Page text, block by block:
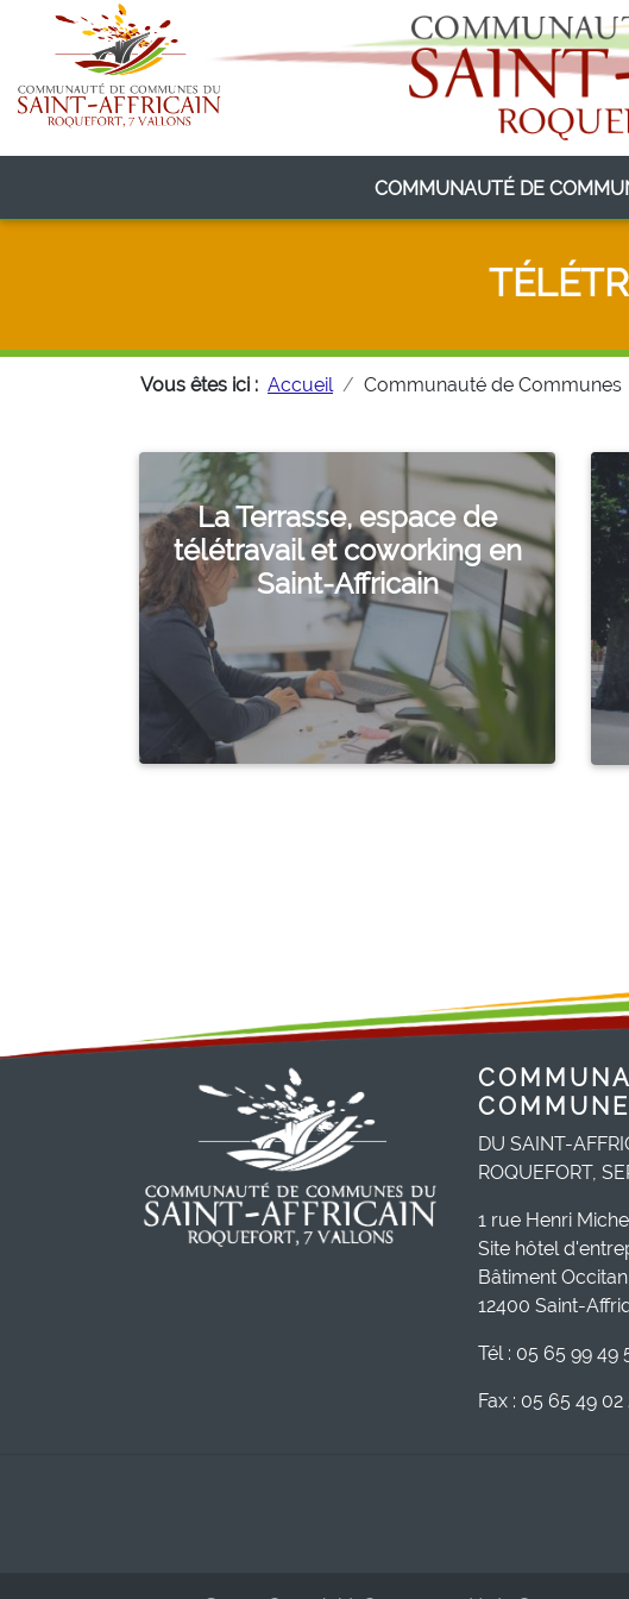
COMMUNAUTÉ DE
Vous êtes ici : Accueil Communauté de Communes
La Terrasse, espace de
télétravail et coworking en
Saint-Affricain
DU SAINT-
ROQUEFORT,
1 rue Henri
Site hôtel
Bâtiment
12400 Saint-
Tél : 05 65 99 49
Fax : 05 65 49 02